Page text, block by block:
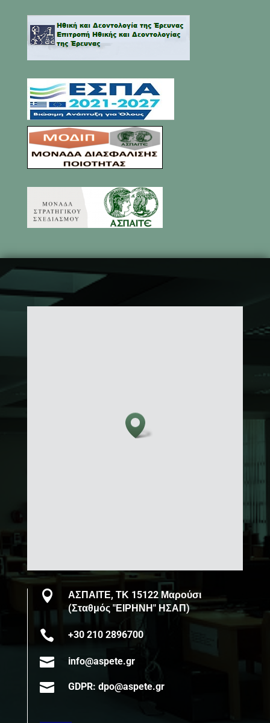

ΑΣΠΑΙΤΕ, ΤΚ 15122 Μαρούσι
(Σταθμός "ΕΙΡΗΝΗ" ΗΣΑΠ)
 +30 210 2896700
 info@aspete.gr
 GDPR: dpo@aspete.gr